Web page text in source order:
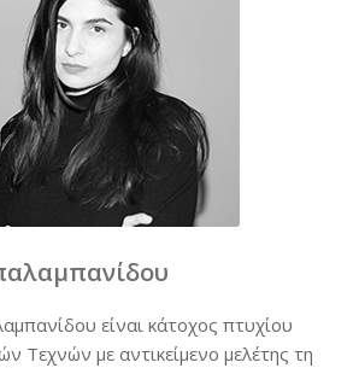
είναι κάτοχος πτυχίου
Τεχνών με αντικείμενο μελέτης τη